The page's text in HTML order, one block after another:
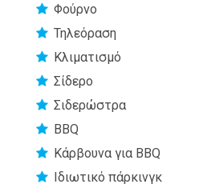
Φούρνο
Τηλεόραση
Κλιματισμό
Σίδερο
Σιδερώστρα
BBQ
Κάρβουνα για BBQ
Ιδιωτικό πάρκινγκ